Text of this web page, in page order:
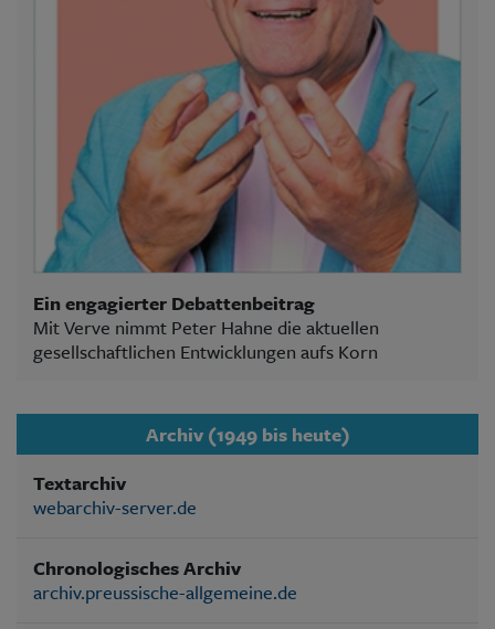
Ein engagierter Debattenbeitrag
Mit Verve nimmt Peter Hahne die aktuellen
gesellschaftlichen Entwicklungen aufs Korn
Archiv (1949 bis heute)
Textarchiv
webarchiv-server.de
Chronologisches Archiv
archiv.preussische-allgemeine.de